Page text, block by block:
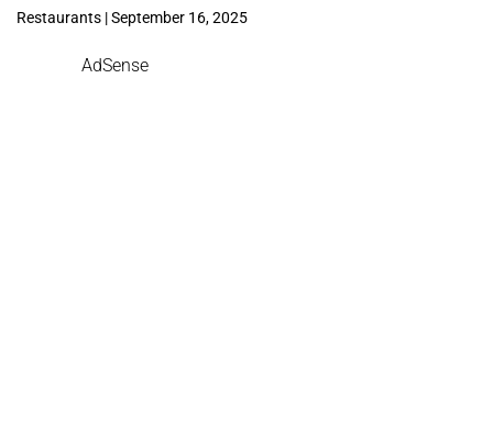
Restaurants | September 16, 2025
AdSense